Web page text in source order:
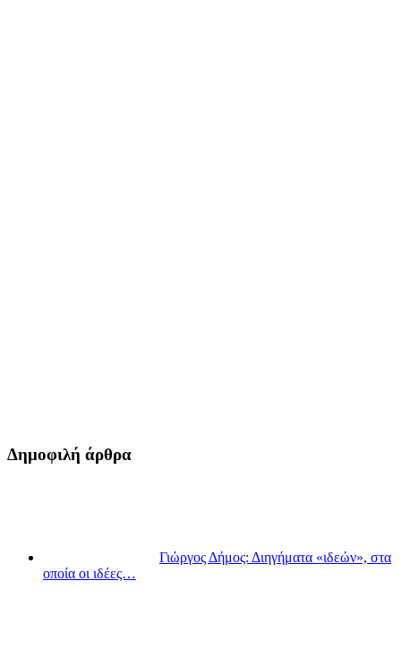
Δημοφιλή άρθρα
Γιώργος Δήμος: Διηγήματα «ιδεών», στα
οποία οι ιδέες…